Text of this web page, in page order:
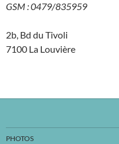
GSM : 0479/835959
2b, Bd du Tivoli
7100 La Louvière
PHOTOS